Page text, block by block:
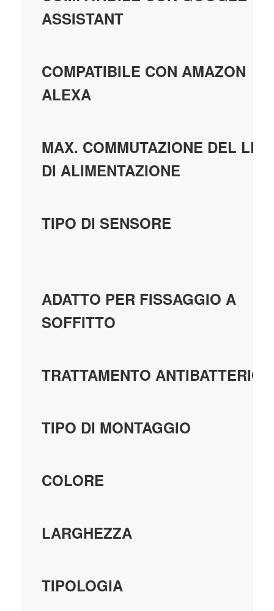
ASSISTANT
COMPATIBILE CON AMAZON
ALEXA
MAX. COMMUTAZIONE DEL LED
DI ALIMENTAZIONE
TIPO DI SENSORE
ADATTO PER FISSAGGIO A
SOFFITTO
TRATTAMENTO ANTIBATTERICO
TIPO DI MONTAGGIO
COLORE
LARGHEZZA
TIPOLOGIA